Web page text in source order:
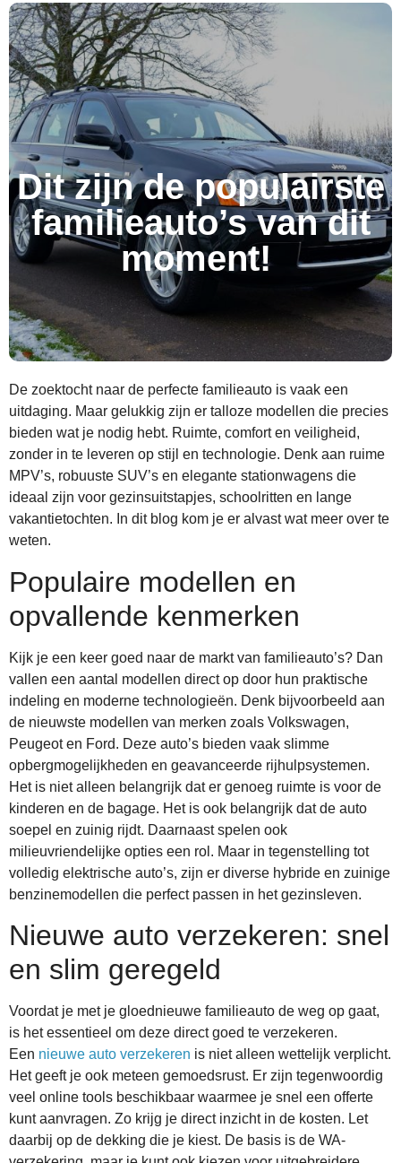
Dit zijn de populairste
familieauto’s van dit
moment!
De zoektocht naar de perfecte familieauto is vaak een
uitdaging. Maar gelukkig zijn er talloze modellen die precies
bieden wat je nodig hebt. Ruimte, comfort en veiligheid,
zonder in te leveren op stijl en technologie. Denk aan ruime
MPV’s, robuuste SUV’s en elegante stationwagens die
ideaal zijn voor gezinsuitstapjes, schoolritten en lange
vakantietochten. In dit blog kom je er alvast wat meer over te
weten.
Populaire modellen en
opvallende kenmerken
Kijk je een keer goed naar de markt van familieauto’s? Dan
vallen een aantal modellen direct op door hun praktische
indeling en moderne technologieën. Denk bijvoorbeeld aan
de nieuwste modellen van merken zoals Volkswagen,
Peugeot en Ford. Deze auto’s bieden vaak slimme
opbergmogelijkheden en geavanceerde rijhulpsystemen.
Het is niet alleen belangrijk dat er genoeg ruimte is voor de
kinderen en de bagage. Het is ook belangrijk dat de auto
soepel en zuinig rijdt. Daarnaast spelen ook
milieuvriendelijke opties een rol. Maar in tegenstelling tot
volledig elektrische auto’s, zijn er diverse hybride en zuinige
benzinemodellen die perfect passen in het gezinsleven.
Nieuwe auto verzekeren: snel
en slim geregeld
Voordat je met je gloednieuwe familieauto de weg op gaat,
is het essentieel om deze direct goed te verzekeren.
Een nieuwe auto verzekeren is niet alleen wettelijk verplicht.
Het geeft je ook meteen gemoedsrust. Er zijn tegenwoordig
veel online tools beschikbaar waarmee je snel een offerte
kunt aanvragen. Zo krijg je direct inzicht in de kosten. Let
daarbij op de dekking die je kiest. De basis is de WA-